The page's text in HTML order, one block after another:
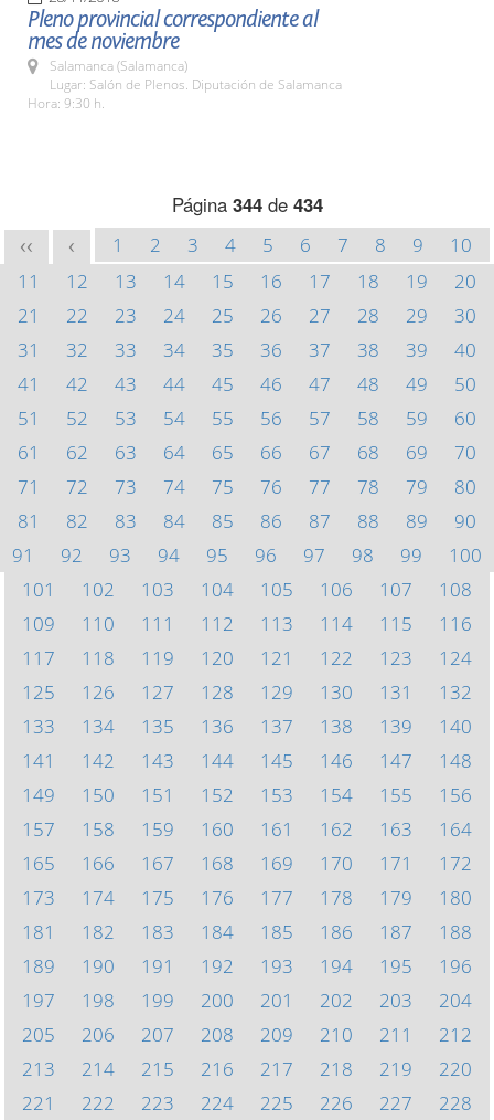
Pleno provincial correspondiente al
mes de noviembre
Salamanca (Salamanca)
Lugar: Salón de Plenos. Diputación de Salamanca
Hora: 9:30 h.
Página 344de 434
<< < 1 2 3 4 5 6 7 8 9
10
11
12 13 14 15 16 17 18 19
20
21
22 23 24 25 26 27 28 29
30
31
32 33 34 35 36 37 38 39
40
41
42 43 44 45 46 47 48 49
50
51
52 53 54 55 56 57 58 59
60
61
62 63 64 65 66 67 68 69
70
71
72 73 74 75 76 77 78 79
80
81
82 83 84 85 86 87 88 89
90
91
92 93 94 95 96 97 98 99
100
101
102 103 104 105 106 107
108
109
110 111 112 113 114 115
116
117
118 119 120 121 122 123
124
125
126 127 128 129 130 131
132
133
134 135 136 137 138 139
140
141
142 143 144 145 146 147
148
149
150 151 152 153 154 155
156
157
158 159 160 161 162 163
164
165
166 167 168 169 170 171
172
173
174 175 176 177 178 179
180
181
182 183 184 185 186 187
188
189
190 191 192 193 194 195
196
197
198 199 200 201 202 203
204
205
206 207 208 209 210 211
212
213
214 215 216 217 218 219
220
221
222 223 224 225 226 227
228